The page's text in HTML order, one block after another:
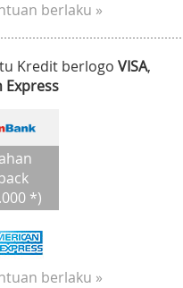
berlaku »
Kredit berlogo VISA,
Express
*)
berlaku »